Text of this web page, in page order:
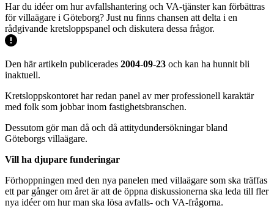
Har du idéer om hur avfallshantering och VA-tjänster kan förbättras
för villaägare i Göteborg? Just nu finns chansen att delta i en
rådgivande kretsloppspanel och diskutera dessa frågor.
Den här artikeln publicerades 2004-09-23 och kan ha hunnit bli
inaktuell.
Kretsloppskontoret har redan panel av mer professionell karaktär
med folk som jobbar inom fastighetsbranschen.
Dessutom gör man då och då attitydundersökningar bland
Göteborgs villaägare.
Vill ha djupare funderingar
Förhoppningen med den nya panelen med villaägare som ska träffas
ett par gånger om året är att de öppna diskussionerna ska leda till fler
nya idéer om hur man ska lösa avfalls- och VA-frågorna.